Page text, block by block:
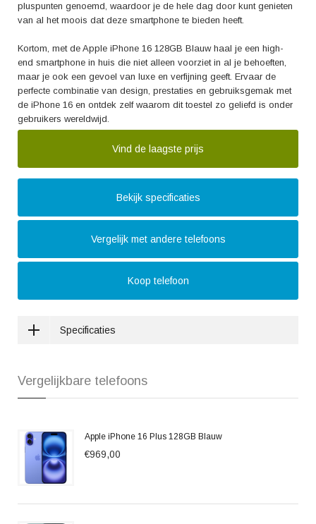
pluspunten genoemd, waardoor je de hele dag door kunt genieten
van al het moois dat deze smartphone te bieden heeft.
Kortom, met de Apple iPhone 16 128GB Blauw haal je een high-
end smartphone in huis die niet alleen voorziet in al je behoeften,
maar je ook een gevoel van luxe en verfijning geeft. Ervaar de
perfecte combinatie van design, prestaties en gebruiksgemak met
de iPhone 16 en ontdek zelf waarom dit toestel zo geliefd is onder
gebruikers wereldwijd.
Vind de laagste prijs
Bekijk specificaties
Vergelijk met andere telefoons
Koop telefoon
Specificaties
Vergelijkbare telefoons
Apple iPhone 16 Plus 128GB Blauw
€969,00